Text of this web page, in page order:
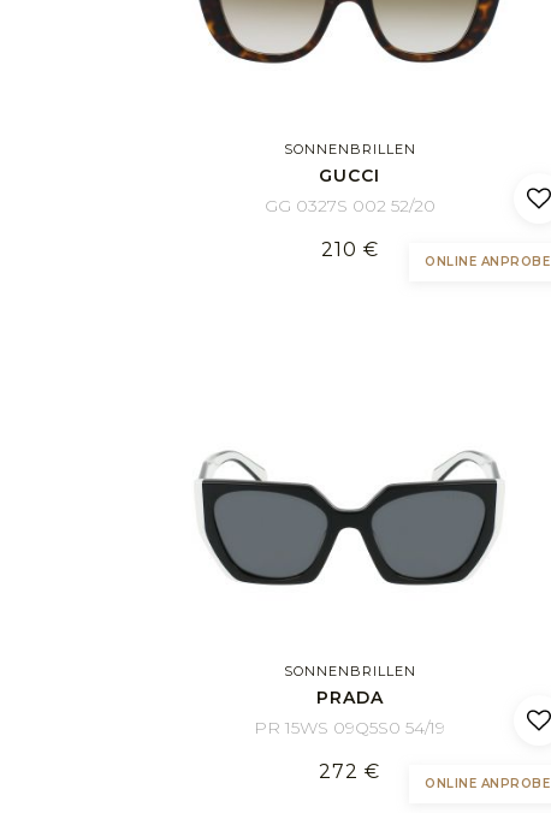
SONNENBRILLEN
GUCCI
GG 0327S 002 52/20
210 €
ONLINE ANPROBE
SONNENBRILLEN
PRADA
PR 15WS 09Q5S0 54/19
272 €
ONLINE ANPROBE